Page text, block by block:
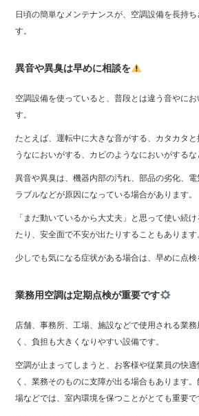
日頃の簡単なメンテナンスが、空調設備を長持
す。
異音や異臭は早めに相談を
空調設備を使っていると、普段とは違う音やに
す。
たとえば、運転中に大きな音がする、カタカタ
うなにおいがする、カビのようなにおいがするな
異音や異臭は、機器内部の汚れ、部品の劣化、
ラブルなどが原因になっている場合があります。
「まだ動いているから大丈夫」と思って使い続
たり、安全面で不安が出たりすることもあります
少しでも気になる症状がある場合は、早めに点検
業務用空調は定期点検が重要です
店舗、事務所、工場、施設などで使用される業
く、負担も大きくなりやすい設備です。
空調が止まってしまうと、お客様や従業員の快
く、業務そのものに支障が出る場合もあります
場などでは、室内環境を保つことがとても重要で